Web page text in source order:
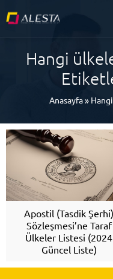
Hangi
Anasayfa»
Apostil (Tasdik Şerhi)
Sözleşmesi’ne Taraf
Ülkeler Listesi (2024
Güncel Liste)